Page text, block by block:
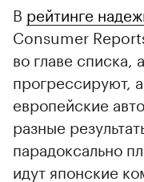
В рейтинге
Consumer
во главе списка,
прогрессируют,
европейские
разные
парадоксально
идут японские